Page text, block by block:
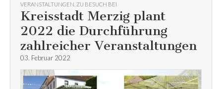
VERANSTALTUNGEN ZU BESUCH BEI
Kreisstadt Merzig plant
2022 die Durchführung
zahlreicher Veranstaltungen
03. Februar 2022